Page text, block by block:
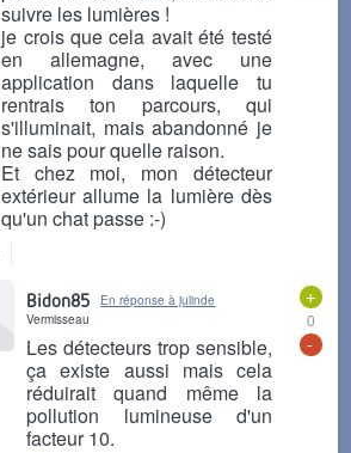
suivre les lumières !
je crois que cela avait été testé
en allemagne, avec une
application dans laquelle tu
rentrais ton parcours, qui
s'illuminait, mais abandonné je
ne sais pour quelle raison.
Et chez moi, mon détecteur
extérieur allume la lumière dès
qu'un chat passe :-)
+
0
-
Bidon85
En réponse à julinde
Vermisseau
Les détecteurs trop sensible,
ça existe aussi mais cela
réduirait quand même la
pollution lumineuse d'un
facteur 10.